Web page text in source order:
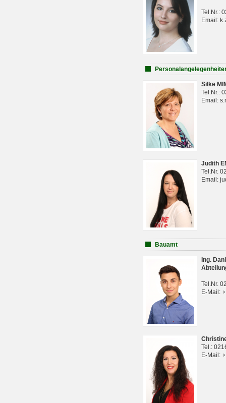
Tel.Nr.:
Email:
Silke
Tel.Nr.:
Email:
Judith
Tel.Nr.
Email:
Bauamt
Ing.
Tel.Nr.
E-Mail:
Tel.:
E-Mail: